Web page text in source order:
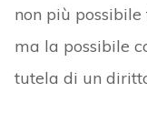
non più
ma la possibile
tutela di un